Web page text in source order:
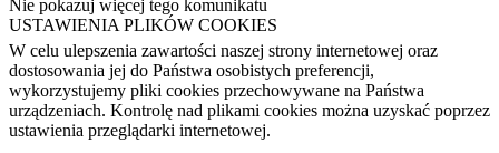
Nie pokazuj więcej tego komunikatu
USTAWIENIA PLIKÓW COOKIES
W celu ulepszenia zawartości naszej strony internetowej oraz
dostosowania jej do Państwa osobistych preferencji,
wykorzystujemy pliki cookies przechowywane na Państwa
urządzeniach. Kontrolę nad plikami cookies można uzyskać poprzez
ustawienia przeglądarki internetowej.